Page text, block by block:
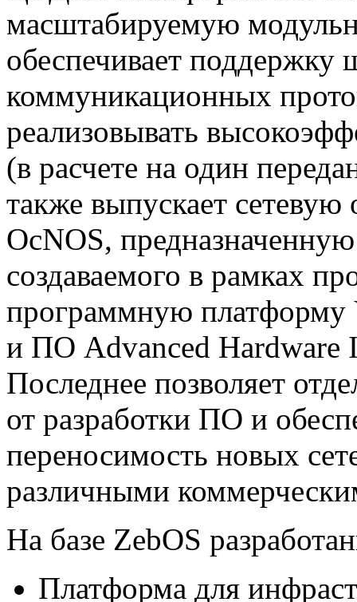
масштабируемую
обеспечивает поддержку
коммуникационных
реализовывать
(в расчете на один
также выпускает
OcNOS,
создаваемого в рамках
программную платформу
и ПО Advanced Hardware
Последнее позволяет
от разработки ПО и
переносимость новых
различными
На базе ZebOS
Платформа для